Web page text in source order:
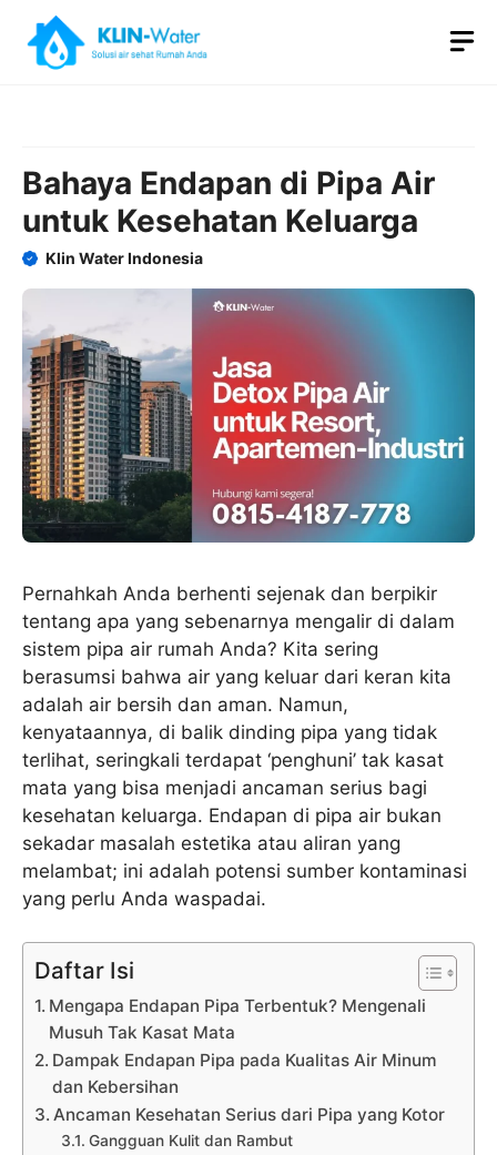
content
Bahaya Endapan di Pipa Air
untuk Kesehatan Keluarga
Klin Water Indonesia
Pernahkah Anda berhenti sejenak dan berpikir
tentang apa yang sebenarnya mengalir di dalam
sistem pipa air rumah Anda? Kita sering
berasumsi bahwa air yang keluar dari keran kita
adalah air bersih dan aman. Namun,
kenyataannya, di balik dinding pipa yang tidak
terlihat, seringkali terdapat ‘penghuni’ tak kasat
mata yang bisa menjadi ancaman serius bagi
kesehatan keluarga. Endapan di pipa air bukan
sekadar masalah estetika atau aliran yang
melambat; ini adalah potensi sumber kontaminasi
yang perlu Anda waspadai.
Daftar Isi
Mengapa Endapan Pipa Terbentuk? Mengenali
Musuh Tak Kasat Mata
Dampak Endapan Pipa pada Kualitas Air Minum
dan Kebersihan
Ancaman Kesehatan Serius dari Pipa yang Kotor
Gangguan Kulit dan Rambut